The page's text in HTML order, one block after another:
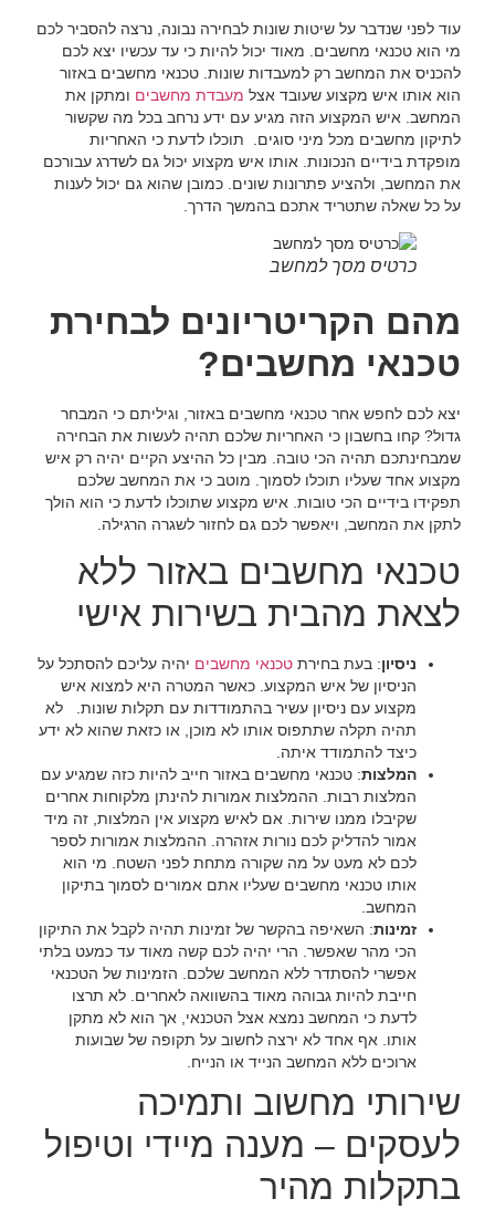
עוד לפני שנדבר על שיטות שונות לבחירה נבונה, נרצה להסביר לכם
מי הוא טכנאי מחשבים. מאוד יכול להיות כי עד עכשיו יצא לכם
להכניס את המחשב רק למעבדות שונות. טכנאי מחשבים באזור
הוא אותו איש מקצוע שעובד אצל מעבדת מחשבים ומתקן את
המחשב. איש המקצוע הזה מגיע עם ידע נרחב בכל מה שקשור
לתיקון מחשבים מכל מיני סוגים. תוכלו לדעת כי האחריות
מופקדת בידיים הנכונות. אותו איש מקצוע יכול גם לשדרג עבורכם
את המחשב, ולהציע פתרונות שונים. כמובן שהוא גם יכול לענות
על כל שאלה שתטריד אתכם בהמשך הדרך.
כרטיס מסך למחשב
מהם הקריטריונים לבחירת
טכנאי מחשבים?
יצא לכם לחפש אחר טכנאי מחשבים באזור, וגיליתם כי המבחר
גדול? קחו בחשבון כי האחריות שלכם תהיה לעשות את הבחירה
שמבחינתכם תהיה הכי טובה. מבין כל ההיצע הקיים יהיה רק איש
מקצוע אחד שעליו תוכלו לסמוך. מוטב כי את המחשב שלכם
תפקידו בידיים הכי טובות. איש מקצוע שתוכלו לדעת כי הוא הולך
לתקן את המחשב, ויאפשר לכם גם לחזור לשגרה הרגילה.
טכנאי מחשבים באזור ללא
לצאת מהבית בשירות אישי
ניסיון: בעת בחירתטכנאי מחשבים יהיה עליכם להסתכל על
הניסיון של איש המקצוע. כאשר המטרה היא למצוא איש
מקצוע עם ניסיון עשיר בהתמודדות עם תקלות שונות. לא
תהיה תקלה שתתפוס אותו לא מוכן, או כזאת שהוא לא ידע
כיצד להתמודד איתה.
המלצות: טכנאי מחשבים באזור חייב להיות כזה שמגיע עם
המלצות רבות. ההמלצות אמורות להינתן מלקוחות אחרים
שקיבלו ממנו שירות. אם לאיש מקצוע אין המלצות, זה מיד
אמור להדליק לכם נורות אזהרה. ההמלצות אמורות לספר
לכם לא מעט על מה שקורה מתחת לפני השטח. מי הוא
אותו טכנאי מחשבים שעליו אתם אמורים לסמוך בתיקון
המחשב.
זמינות: השאיפה בהקשר של זמינות תהיה לקבל את התיקון
הכי מהר שאפשר. הרי יהיה לכם קשה מאוד עד כמעט בלתי
אפשרי להסתדר ללא המחשב שלכם. הזמינות של הטכנאי
חייבת להיות גבוהה מאוד בהשוואה לאחרים. לא תרצו
לדעת כי המחשב נמצא אצל הטכנאי, אך הוא לא מתקן
אותו. אף אחד לא ירצה לחשוב על תקופה של שבועות
ארוכים ללא המחשב הנייד או הנייח.
שירותי מחשוב ותמיכה
לעסקים – מענה מיידי וטיפול
בתקלות מהיר